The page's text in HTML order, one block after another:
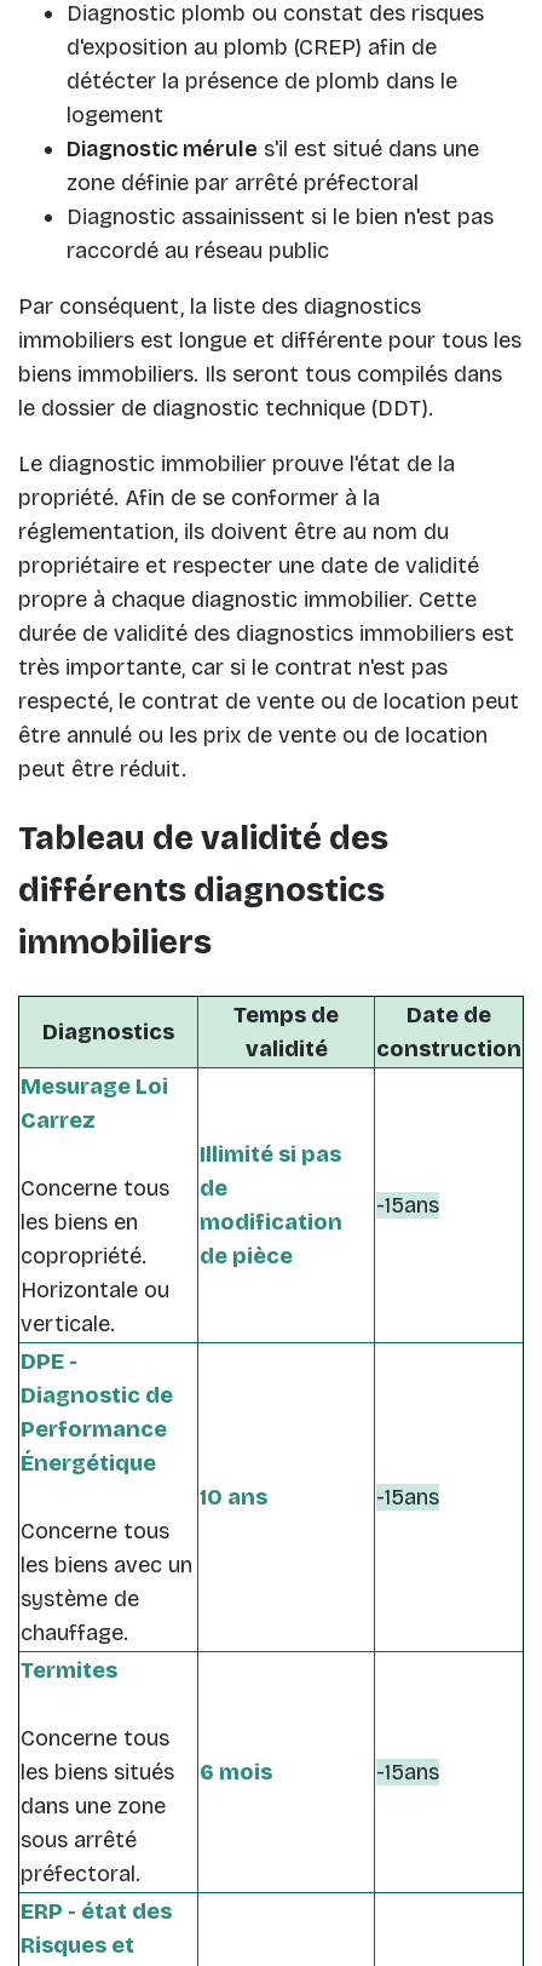
Diagnostic plomb ou constat des risques
d'exposition au plomb (CREP) afin de
détécter la présence de plomb dans le
logement
Diagnostic mérule s'il est situé dans une
zone définie par arrêté préfectoral
Diagnostic assainissent si le bien n'est pas
raccordé au réseau public
Par conséquent, la liste des diagnostics
immobiliers est longue et différente pour tous les
biens immobiliers. Ils seront tous compilés dans
le dossier de diagnostic technique (DDT).
Le diagnostic immobilier prouve l'état de la
propriété. Afin de se conformer à la
réglementation, ils doivent être au nom du
propriétaire et respecter une date de validité
propre à chaque diagnostic immobilier. Cette
durée de validité des diagnostics immobiliers est
très importante, car si le contrat n'est pas
respecté, le contrat de vente ou de location peut
être annulé ou les prix de vente ou de location
peut être réduit.
Tableau de validité des
différents diagnostics
immobiliers
Diagnostics
Temps de
validité
Date de
construction
Mesurage Loi
Carrez
Concerne tous
les biens en
copropriété.
Horizontale ou
verticale.
Illimité si pas
de
modification
de pièce
-15ans
DPE -
Diagnostic de
Performance
Énergétique
Concerne tous
les biens avec un
système de
chauffage.
10 ans -15ans
Termites
Concerne tous
les biens situés
dans une zone
sous arrêté
préfectoral.
6 mois -15ans
ERP - état des
Risques et